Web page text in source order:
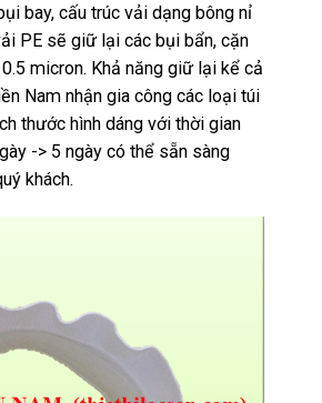
bay, cấu trúc vải dạng bông nỉ
PE sẽ giữ lại các bụi bẩn, cặn
micron. Khả năng giữ lại kể cả
Nam nhận gia công các loại túi
thước hình dáng với thời gian
-> 5 ngày có thể sẵn sàng
khách.